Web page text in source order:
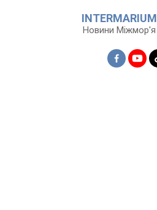
INTERMARIUM
Новини Міжмор'я